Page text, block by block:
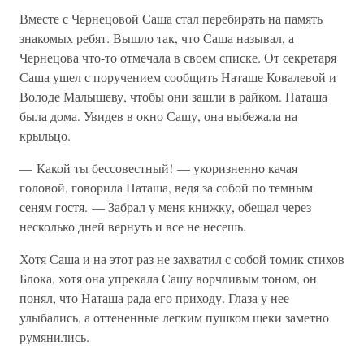
Вместе с Чернецовой Саша стал перебирать на память
знакомых ребят. Вышло так, что Саша называл, а
Чернецова что-то отмечала в своем списке. От секретаря
Саша ушел с поручением сообщить Наташе Ковалевой и
Володе Малышеву, чтобы они зашли в райком. Наташа
была дома. Увидев в окно Сашу, она выбежала на
крыльцо.
— Какой ты бессовестный! — укоризненно качая
головой, говорила Наташа, ведя за собой по темным
сеням гостя. — Забрал у меня книжку, обещал через
несколько дней вернуть и все не несешь.
Хотя Саша и на этот раз не захватил с собой томик стихов
Блока, хотя она упрекала Сашу ворчливым тоном, он
понял, что Наташа рада его приходу. Глаза у нее
улыбались, а оттененные легким пушком щеки заметно
румянились.